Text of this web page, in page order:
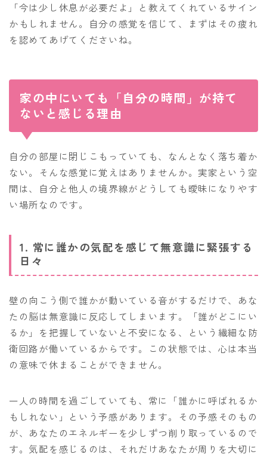
「今は少し休息が必要だよ」と教えてくれているサイン
かもしれません。自分の感覚を信じて、まずはその疲れ
を認めてあげてくださいね。
家の中にいても「自分の時間」が持て
ないと感じる理由
自分の部屋に閉じこもっていても、なんとなく落ち着か
ない。そんな感覚に覚えはありませんか。実家という空
間は、自分と他人の境界線がどうしても曖昧になりやす
い場所なのです。
1. 常に誰かの気配を感じて無意識に緊張する
日々
壁の向こう側で誰かが動いている音がするだけで、あな
たの脳は無意識に反応してしまいます。「誰がどこにい
るか」を把握していないと不安になる、という繊細な防
衛回路が働いているからです。この状態では、心は本当
の意味で休まることができません。
一人の時間を過ごしていても、常に「誰かに呼ばれるか
もしれない」という予感があります。その予感そのもの
が、あなたのエネルギーを少しずつ削り取っているので
す。気配を感じるのは、それだけあなたが周りを大切に